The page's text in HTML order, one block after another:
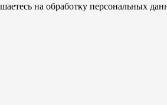
на обработку персональных